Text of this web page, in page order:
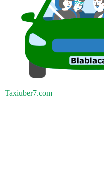
Taxiuber7.com